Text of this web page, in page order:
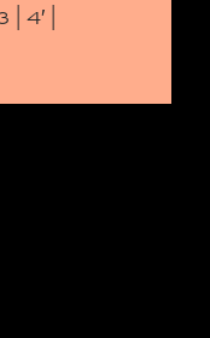
4′ |